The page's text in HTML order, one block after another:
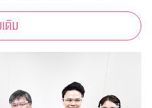
บบแก่โรงพยาบาลของรัฐ
องรับผู้ป่วยจากเชื้อ
ติม